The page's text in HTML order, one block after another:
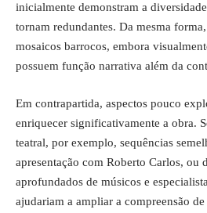
inicialmente demonstram a
tornam redundantes. Da mesma
mosaicos barrocos, embora
possuem função narrativa além da
Em contrapartida, aspectos pouco
enriquecer significativamente a obra.
teatral, por exemplo, sequências
apresentação com Roberto Carlos, ou
aprofundados de músicos e
ajudariam a ampliar a compreensão